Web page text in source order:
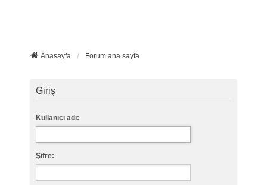
Anasayfa Forum ana sayfa
Giriş
Kullanıcı adı:
Şifre: